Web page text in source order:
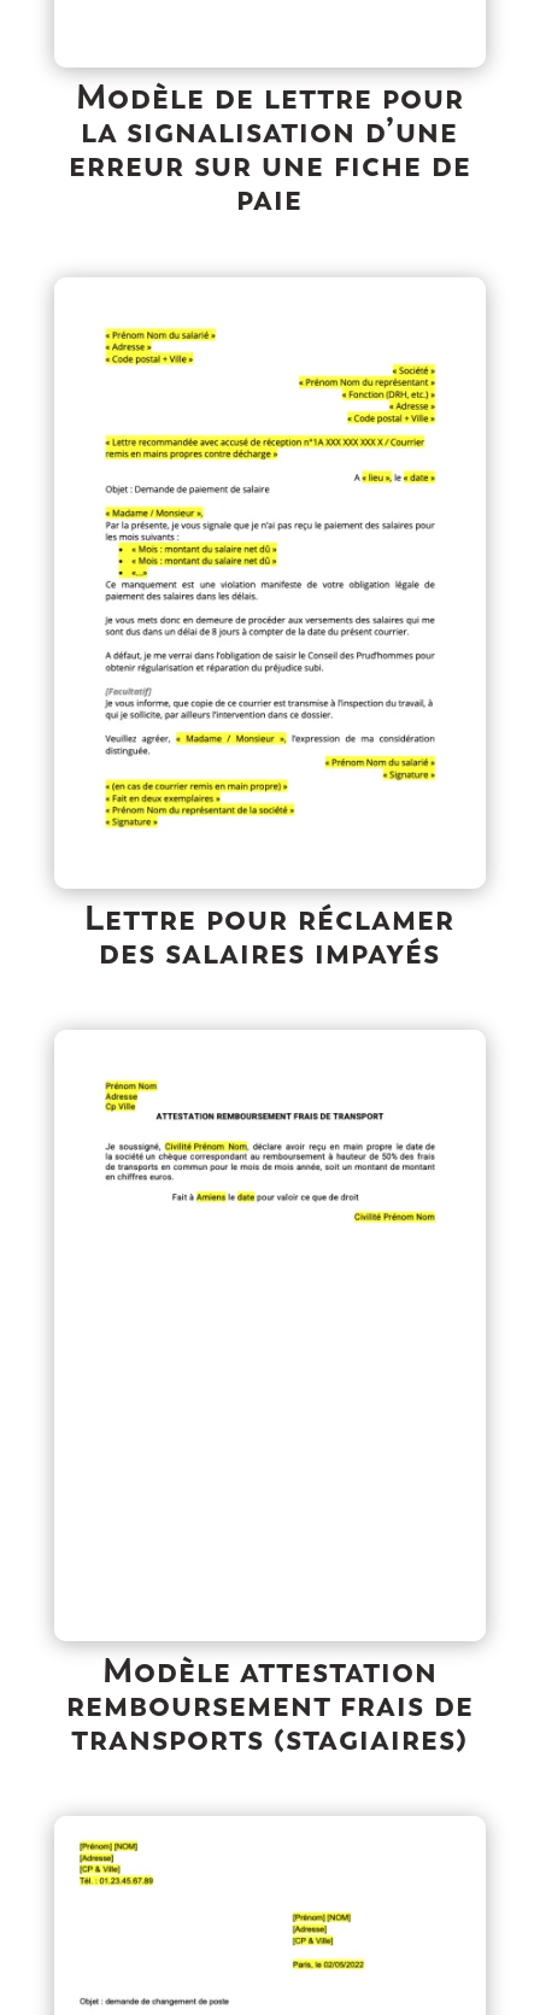
Modèle de lettre pour
la signalisation d’une
erreur sur une fiche de
paie
Lettre pour réclamer
des salaires impayés
Modèle attestation
remboursement frais de
transports (stagiaires)